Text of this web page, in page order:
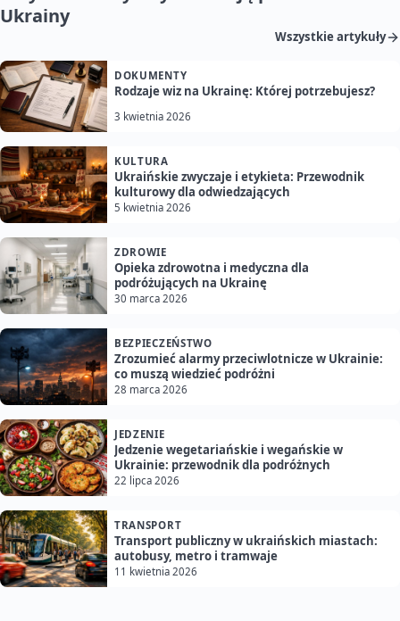
Ukrainy
Wszystkie artykuły
DOKUMENTY
Rodzaje wiz na Ukrainę: Której potrzebujesz?
3 kwietnia 2026
KULTURA
Ukraińskie zwyczaje i etykieta: Przewodnik
kulturowy dla odwiedzających
5 kwietnia 2026
ZDROWIE
Opieka zdrowotna i medyczna dla
podróżujących na Ukrainę
30 marca 2026
BEZPIECZEŃSTWO
Zrozumieć alarmy przeciwlotnicze w Ukrainie:
co muszą wiedzieć podróżni
28 marca 2026
JEDZENIE
Jedzenie wegetariańskie i wegańskie w
Ukrainie: przewodnik dla podróżnych
22 lipca 2026
TRANSPORT
Transport publiczny w ukraińskich miastach:
autobusy, metro i tramwaje
11 kwietnia 2026